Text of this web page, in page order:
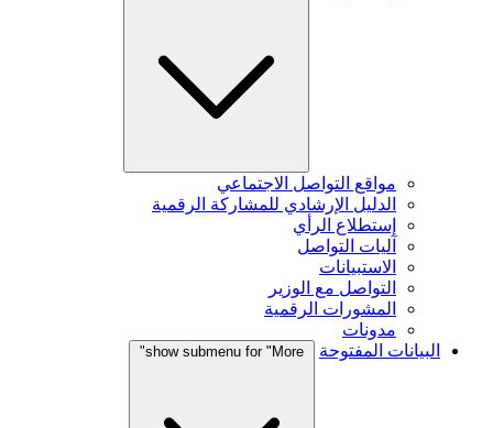
مواقع التواصل الاجتماعي
الدليل الإرشادي للمشاركة الرقمية
إستطلاع الرأي
آليات التواصل
الاستبيانات
التواصل مع الوزير
المشورات الرقمية
مدونات
البيانات المفتوحة
show submenu for "More"